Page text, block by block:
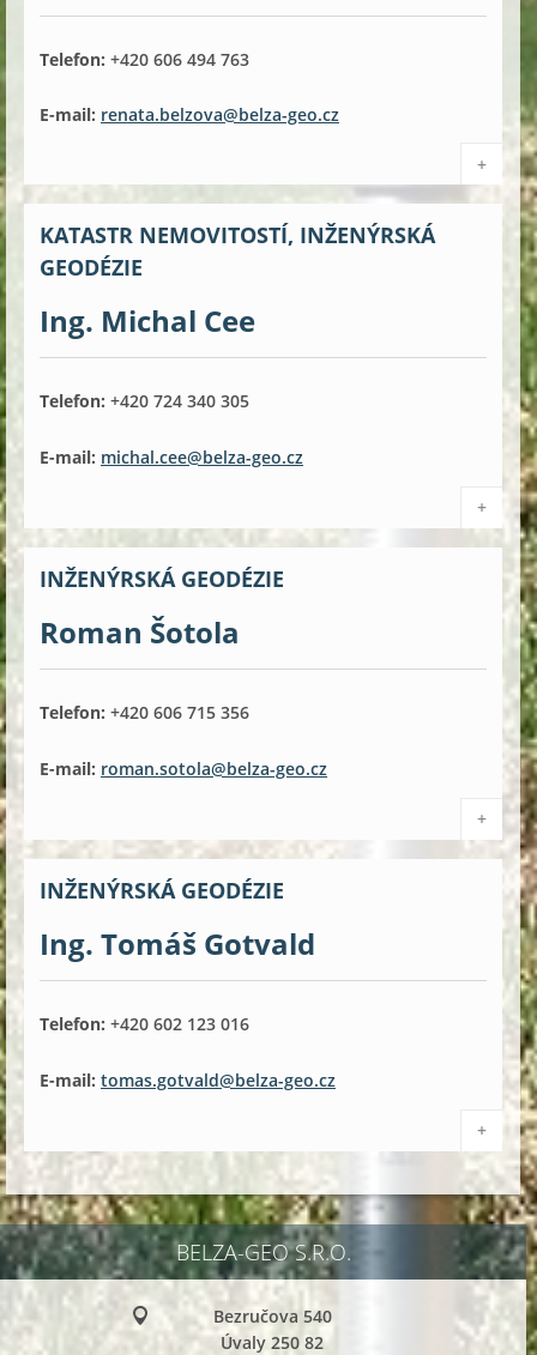
Telefon: +420 606 494 763
E-mail: renata.belzova@belza-geo.cz
+
KATASTR NEMOVITOSTÍ, INŽENÝRSKÁ
GEODÉZIE
Ing. Michal Cee
Telefon: +420 724 340 305
E-mail: michal.cee@belza-geo.cz
+
INŽENÝRSKÁ GEODÉZIE
Roman Šotola
Telefon: +420 606 715 356
E-mail: roman.sotola@belza-geo.cz
+
INŽENÝRSKÁ GEODÉZIE
Ing. Tomáš Gotvald
Telefon: +420 602 123 016
E-mail: tomas.gotvald@belza-geo.cz
+
BELZA-GEO S.R.O.
Bezručova 540
Úvaly 250 82